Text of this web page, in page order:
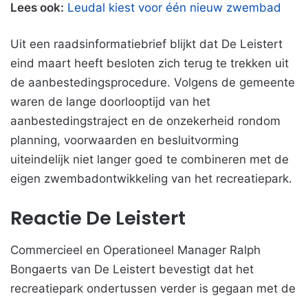
Lees ook: Leudal kiest voor één nieuw zwembad
Uit een raadsinformatiebrief blijkt dat De Leistert
eind maart heeft besloten zich terug te trekken uit
de aanbestedingsprocedure. Volgens de gemeente
waren de lange doorlooptijd van het
aanbestedingstraject en de onzekerheid rondom
planning, voorwaarden en besluitvorming
uiteindelijk niet langer goed te combineren met de
eigen zwembadontwikkeling van het recreatiepark.
Reactie De Leistert
Commercieel en Operationeel Manager Ralph
Bongaerts van De Leistert bevestigt dat het
recreatiepark ondertussen verder is gegaan met de